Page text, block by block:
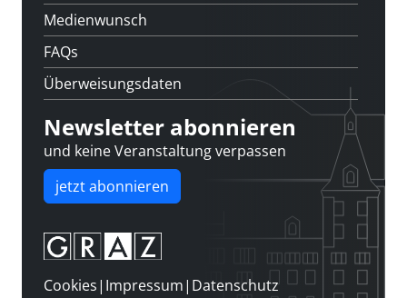
Medienwunsch
FAQs
Überweisungsdaten
Newsletter abonnieren
und keine Veranstaltung verpassen
jetzt abonnieren
Cookies| Impressum| Datenschutz